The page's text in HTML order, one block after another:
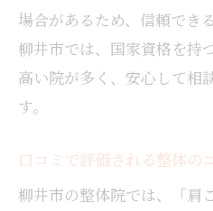
場合があるため、信頼でき
柳井市では、国家資格を持
高い院が多く、安心して相
す。
口コミで評価される整体の
柳井市の整体院では、「肩